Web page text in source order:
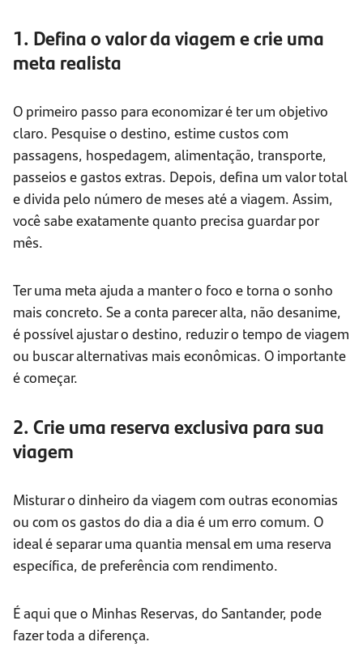
1. Defina o valor da viagem e crie uma
meta realista
O primeiro passo para economizar é ter um objetivo
claro. Pesquise o destino, estime custos com
passagens, hospedagem, alimentação, transporte,
passeios e gastos extras. Depois, defina um valor total
e divida pelo número de meses até a viagem. Assim,
você sabe exatamente quanto precisa guardar por
mês.
Ter uma meta ajuda a manter o foco e torna o sonho
mais concreto. Se a conta parecer alta, não desanime,
é possível ajustar o destino, reduzir o tempo de viagem
ou buscar alternativas mais econômicas. O importante
é começar.
2. Crie uma reserva exclusiva para sua
viagem
Misturar o dinheiro da viagem com outras economias
ou com os gastos do dia a dia é um erro comum. O
ideal é separar uma quantia mensal em uma reserva
específica, de preferência com rendimento.
É aqui que o Minhas Reservas, do Santander, pode
fazer toda a diferença.